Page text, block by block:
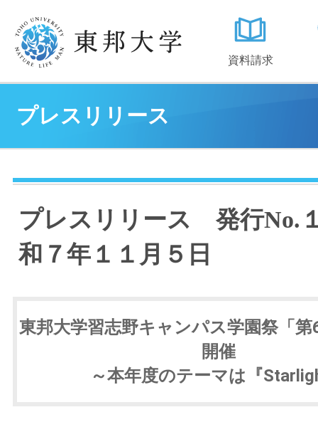
資料請求
プレスリリース
プレスリリース 発行No.
和７年１１月５日
東邦大学習志野キャンパス学園祭「
開催
～本年度のテーマは『